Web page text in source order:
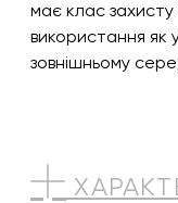
має клас захисту
використання як
зовнішньому